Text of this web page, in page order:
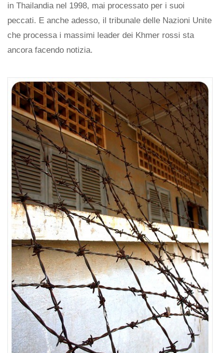
in Thailandia nel 1998, mai processato per i suoi
peccati. E anche adesso, il tribunale delle Nazioni Unite
che processa i massimi leader dei Khmer rossi sta
ancora facendo notizia.